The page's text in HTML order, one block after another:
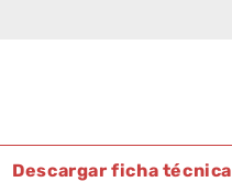
Descargar ficha técnica